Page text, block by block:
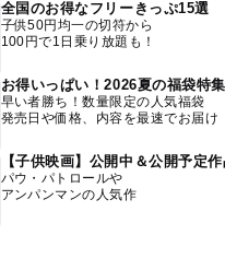
全国のお得なフリーきっぷ15選
子供50円均一の切符から
100円で1日乗り放題も！
お得いっぱい！2026夏の福袋特集
早い者勝ち！数量限定の人気福袋
発売日や価格、内容を最速でお届け
【子供映画】公開中＆公開予定
パウ・パトロールや
アンパンマンの人気作